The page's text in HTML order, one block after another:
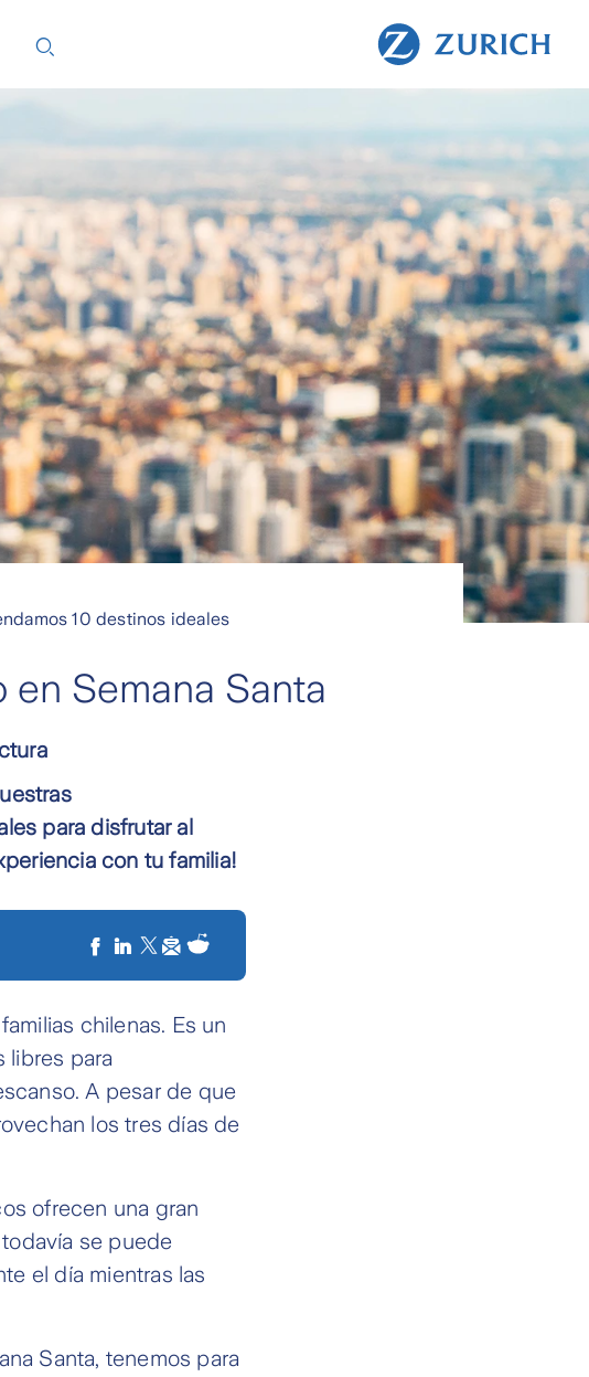
10 destinos ideales
Semana Santa
para disfrutar al
con tu familia!
chilenas. Es un
libres para
A pesar de que
los tres días de
ofrecen una gran
se puede
el día mientras las
Santa, tenemos para